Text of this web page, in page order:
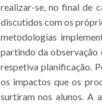
realizar-se, no final de
discutidos com os
metodologias
partindo da observação
respetiva planificação.
os impactos que os
surtiram nos alunos. A